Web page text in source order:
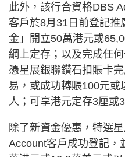
此外，該行合資格DBS
客戶於8月31日前登記推
金」開立50萬港元或
網上定存；以及完成任
憑星展銀聯鑽石扣賬卡
易，或成功轉賬100元或
人；可享港元定存3厘或
除了新資金優惠，特選
Account客戶成功登記，